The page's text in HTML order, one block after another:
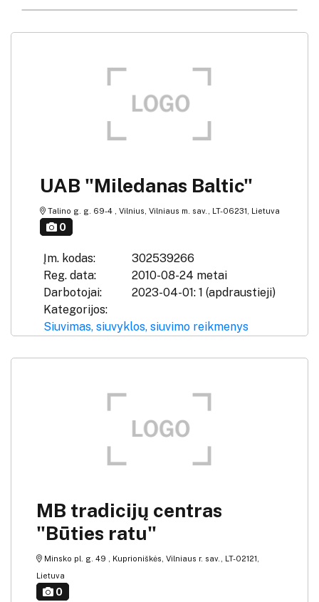
UAB "Miledanas Baltic"
Talino g. g. 69-4 , Vilnius, Vilniaus m. sav., LT-06231, Lietuva
0
Įm. kodas:
302539266
Reg. data:
2010-08-24 metai
Darbotojai:
2023-04-01: 1 (apdraustieji)
Kategorijos:
Siuvimas, siuvyklos, siuvimo reikmenys
MB tradicijų centras
"Būties ratu"
Minsko pl. g. 49 , Kuprioniškės, Vilniaus r. sav., LT-02121,
Lietuva
0